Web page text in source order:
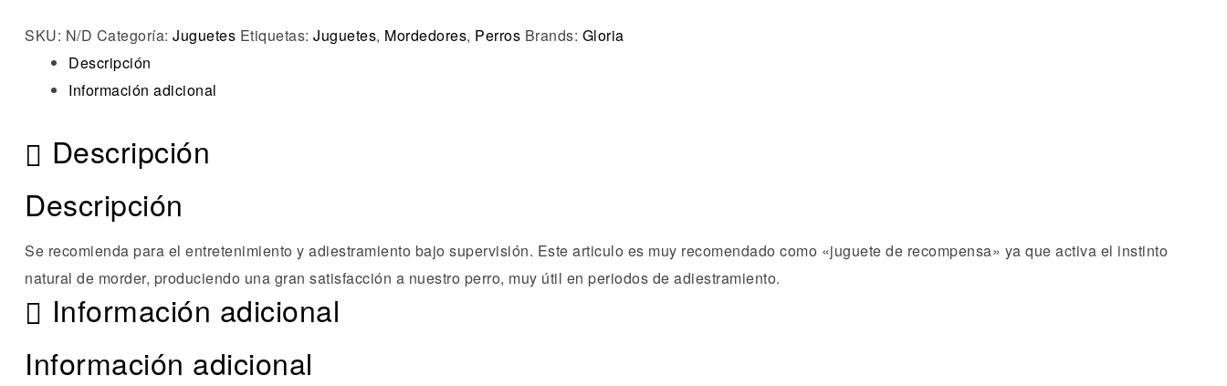
SKU: N/D Categoría: Juguetes Etiquetas: Juguetes, Mordedores, Perros Brands: Gloria
Descripción
Información adicional
Descripción
Descripción
Se recomienda para el entretenimiento y adiestramiento bajo supervisión. Este articulo es muy recomendado como «juguete de recompensa» ya que activa el instinto
natural de morder, produciendo una gran satisfacción a nuestro perro, muy útil en periodos de adiestramiento.
Información adicional
Información adicional